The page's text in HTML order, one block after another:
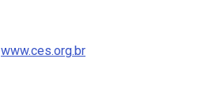
www.ces.org.br